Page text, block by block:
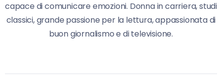
capace di comunicare emozioni. Donna in carriera, studi
classici, grande passione per la lettura, appassionata di
buon giornalismo e di televisione.